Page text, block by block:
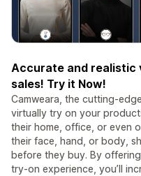
Accurate and
sales! Try it Now!
Camweara, the cutting-
virtually try on your
their home, office, or even
their face, hand, or body,
before they buy. By
try-on experience, you’ll